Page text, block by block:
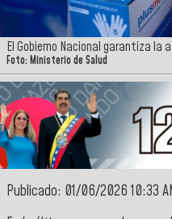
El Gobierno Nacional garantiza la
Foto: Ministerio de Salud
Publicado: 01/06/2026 10:33